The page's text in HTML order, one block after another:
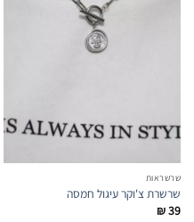
שרשראות
שרשרת צ'וקר עיגול חמסה
₪39